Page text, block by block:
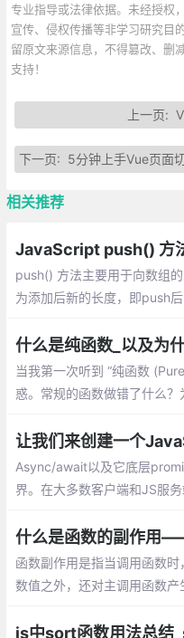
专业指导或法律依据。未经授权
宣传、侵权传播等非学习研究目
留原文来源信息，不得篡改、删
支持！
上一页:
下一页: 5分钟上手Vue页面切换
相关推荐
JavaScript push() 方
push() 方法主要用于向数组
为添加后新的长度，即push
上、在对象使用push
什么是纯函数_以及为
当我第一次听到 “纯函数
惑。常规的函数做错了什么
让我们来创建一个
Async/await以及它底层
界。在大多数客户端和JS服
函数副作用是指当调用函数时
数值之外，还对主调用函数产
值，而且还做了其他的事情
js中sort函数用法总结